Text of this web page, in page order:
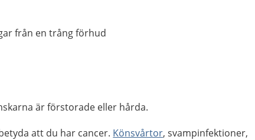
från en trång förhud
är förstorade eller hårda.
att du har cancer. Könsvårtor, svampinfektioner,